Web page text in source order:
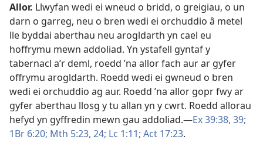
Allor. Llwyfan wedi ei wneud o bridd, o greigiau, o un
darn o garreg, neu o bren wedi ei orchuddio â metel
lle byddai aberthau neu arogldarth yn cael eu
hoffrymu mewn addoliad. Yn ystafell gyntaf y
tabernacl a’r deml, roedd ’na allor fach aur ar gyfer
offrymu arogldarth. Roedd wedi ei gwneud o bren
wedi ei orchuddio ag aur. Roedd ’na allor gopr fwy ar
gyfer aberthau llosg y tu allan yn y cwrt. Roedd allorau
hefyd yn gyffredin mewn gau addoliad.—Ex 39:38, 39;
1Br 6:20; Mth 5:23, 24; Lc 1:11; Act 17:23.